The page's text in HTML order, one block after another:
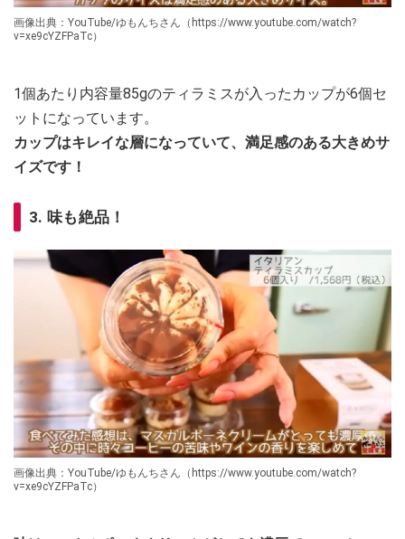
画像出典：YouTube/ゆもんちさん（https://www.youtube.com/watch?
v=xe9cYZFPaTc）
1個あたり内容量85gのティラミスが入ったカップが6個セ
ットになっています。
カップはキレイな層になっていて、満足感のある大きめサ
イズです！
3. 味も絶品！
画像出典：YouTube/ゆもんちさん（https://www.youtube.com/watch?
v=xe9cYZFPaTc）